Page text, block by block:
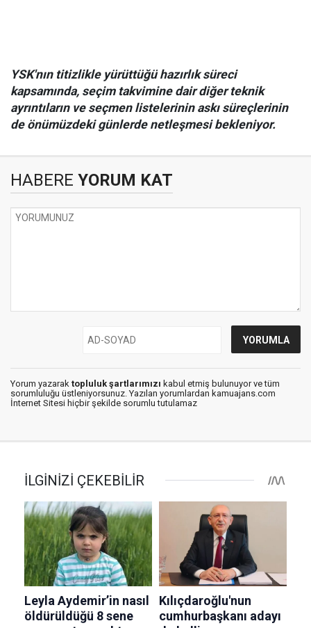
YSK'nın titizlikle yürüttüğü hazırlık süreci
kapsamında, seçim takvimine dair diğer teknik
ayrıntıların ve seçmen listelerinin askı süreçlerinin
de önümüzdeki günlerde netleşmesi bekleniyor.
HABERE YORUM KAT
Yorum yazarak topluluk şartlarımızı kabul etmiş bulunuyor ve tüm
sorumluluğu üstleniyorsunuz. Yazılan yorumlardan kamuajans.com
İnternet Sitesi hiçbir şekilde sorumlu tutulamaz